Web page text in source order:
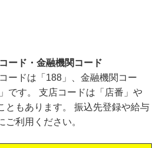
ード・金融機関コード
ードは「188」、金融機関コー
です。 支店コードは「店番」や
ともあります。 振込先登録や給与
利用ください。